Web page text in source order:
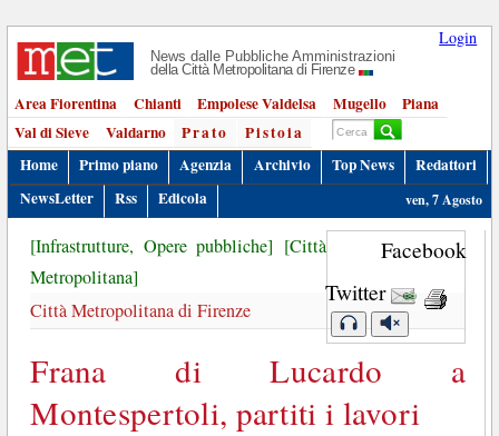
Login
News dalle Pubbliche Amministrazioni
della Città Metropolitana di Firenze
Area Fiorentina Chianti Empolese Valdelsa Mugello
Piana
Val di Sieve
Valdarno Prato
Pistoia
Home
Primo piano Agenzia Archivio Top News
Redattori
NewsLetter
Rss Edicola ven, 7 Agosto
Facebook
Twitter
[Infrastrutture, Opere pubbliche] [Città
Metropolitana]
Città Metropolitana di Firenze
Frana di Lucardo a
Montespertoli, partiti i lavori